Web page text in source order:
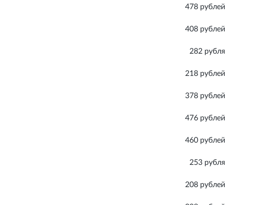
478 рублей
408 рублей
282 рубля
218 рублей
378 рублей
476 рублей
460 рублей
253 рубля
208 рублей